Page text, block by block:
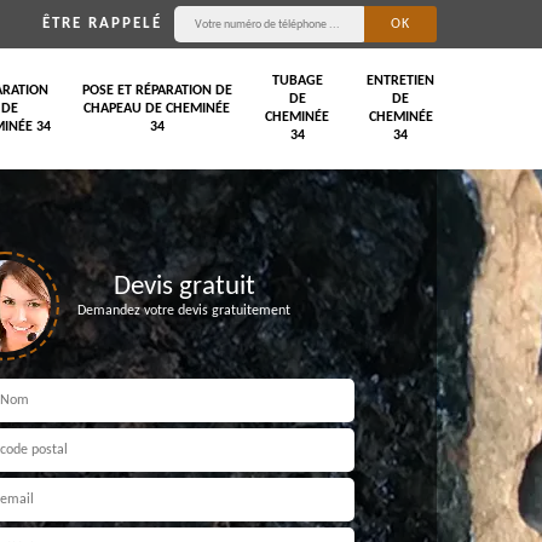
ÊTRE RAPPELÉ
DE
34
POSE ET RÉPARATION DE
CHAPEAU DE CHEMINÉE
34
TUBAGE
DE
CHEMINÉE
34
ENTRETIEN
DE
CHEMINÉE
34
Devis gratuit
Demandez votre devis gratuitement